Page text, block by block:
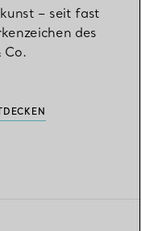
– seit fast
des
Co.